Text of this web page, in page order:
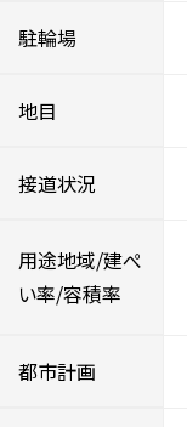
駐輪場
地目
接道状況
用途地域/建ぺ
い率/容積率
都市計画